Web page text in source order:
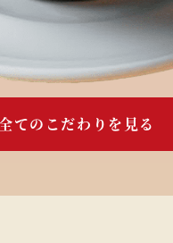
てのこだわりを見る